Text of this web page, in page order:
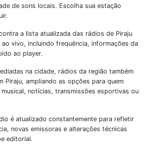
de sons locais. Escolha sua estação
a lista atualizada das rádios de Piraju
vivo, incluindo frequência, informações da
ao player.
na cidade, rádios da região também
Piraju, ampliando as opções para quem
notícias, transmissões esportivas ou
é atualizado constantemente para refletir
novas emissoras e alterações técnicas
editorial.